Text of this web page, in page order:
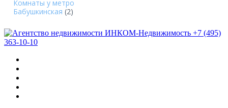
Комнаты у метро
Бабушкинская (2)
+7 (495)
363-10-10